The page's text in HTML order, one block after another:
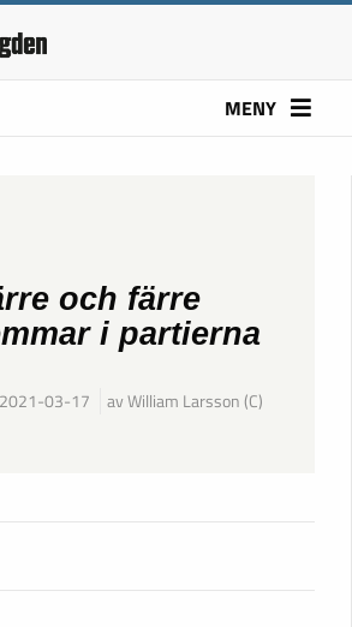
MENY
och färre
i partierna
2021-03-17 av William Larsson (C)